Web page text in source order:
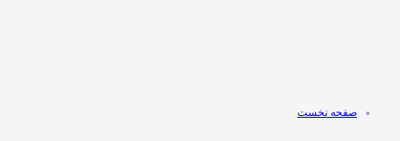
صفحه نخست